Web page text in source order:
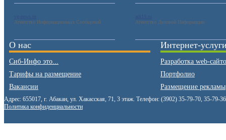
Агентство Информационных Сообщений
Агентство Деловой Информации
О нас
Сиб-Инфо это...
Тарифы на размещение
Вакансии
Интернет-
Разработка web-
Портфолио
Размещение рекламы
Адрес: 655017, г. Абакан, ул. Хакасская, 71, 3 этаж. Телефон: (3902) 35-79-70, 35-79-
Политика конфиденциальности